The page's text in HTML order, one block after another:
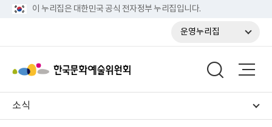
이 누리집은 대한민국 공식 전자정부 누리집입니다.
운영누리집
소식